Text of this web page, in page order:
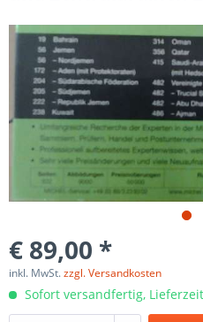
€ 89,00 *
inkl. MwSt.zzgl. Versandkosten
Sofort versandfertig,